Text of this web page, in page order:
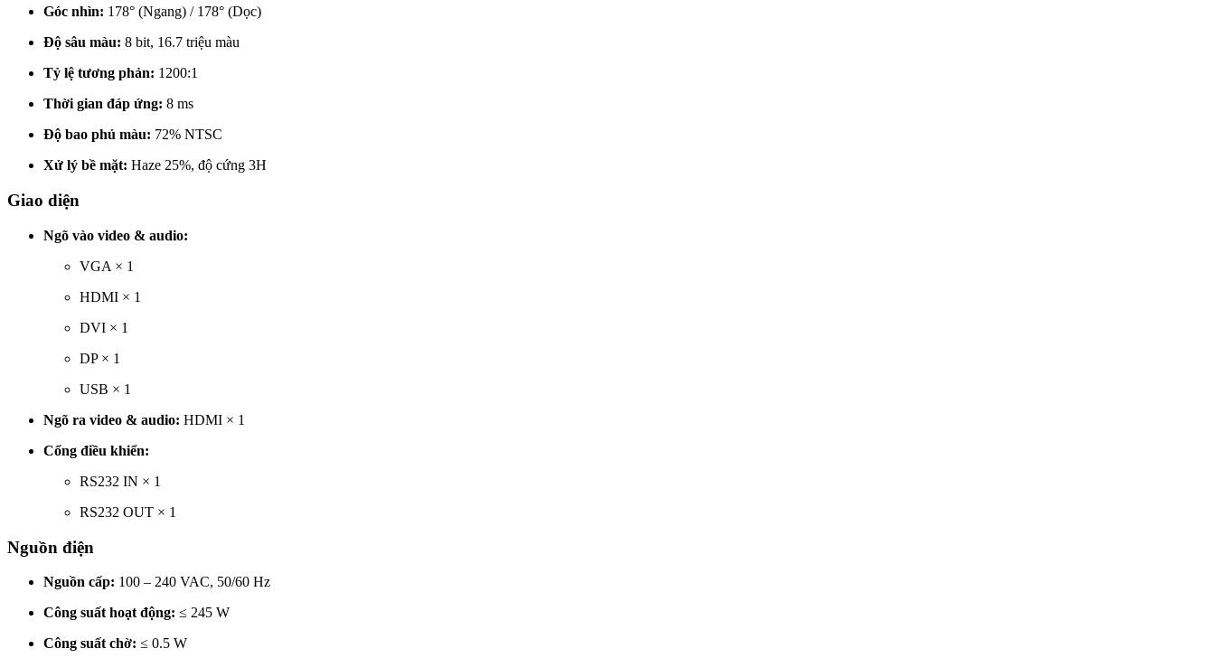
Góc nhìn: 178° (Ngang) / 178° (Dọc)
Độ sâu màu: 8 bit, 16.7 triệu màu
Tỷ lệ tương phản: 1200:1
Thời gian đáp ứng: 8 ms
Độ bao phủ màu: 72% NTSC
Xử lý bề mặt: Haze 25%, độ cứng 3H
Giao diện
Ngõ vào video & audio:
VGA × 1
HDMI × 1
DVI × 1
DP × 1
USB × 1
Ngõ ra video & audio: HDMI × 1
Cổng điều khiển:
RS232 IN × 1
RS232 OUT × 1
Nguồn điện
Nguồn cấp: 100 – 240 VAC, 50/60 Hz
Công suất hoạt động: ≤ 245 W
Công suất chờ: ≤ 0.5 W